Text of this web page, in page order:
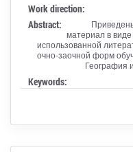
Work direction:
Abstract:
материал в
использованной
очно-заочной форм
География
Keywords: